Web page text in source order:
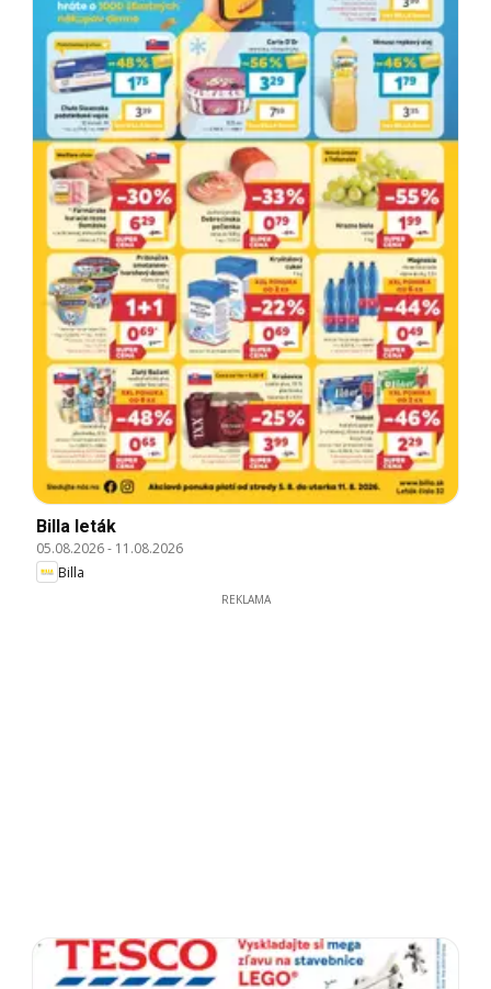
Billa leták
05.08.2026- 11.08.2026
Billa
REKLAMA